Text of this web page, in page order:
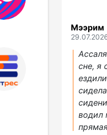
Мээрим
сне, я
водил